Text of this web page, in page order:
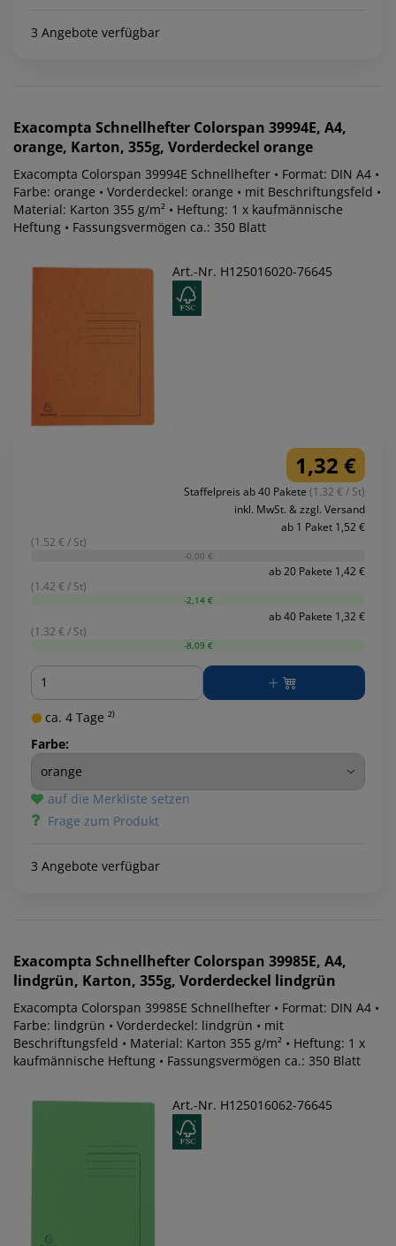
3 Angebote verfügbar
Exacompta Schnellhefter Colorspan 39994E, A4,
orange, Karton, 355g, Vorderdeckel orange
Exacompta Colorspan 39994E Schnellhefter • Format: DIN A4 •
Farbe: orange • Vorderdeckel: orange • mit Beschriftungsfeld •
Material: Karton 355 g/m² • Heftung: 1 x kaufmännische
Heftung • Fassungsvermögen ca.: 350 Blatt
Art.-Nr. H125016020-76645
1,32 €
Staffelpreis ab 40 Pakete (1.32 € / St)
inkl. MwSt. & zzgl. Versand
ab 1 Paket 1,52 €
(1.52 € / St)
-0,00 €
ab 20 Pakete 1,42 €
(1.42 € / St)
-2,14 €
ab 40 Pakete 1,32 €
(1.32 € / St)
-8,09 €
Menge
ca. 4 Tage ²⁾
Farbe:
auf die Merkliste setzen
Frage zum Produkt
3 Angebote verfügbar
Exacompta Schnellhefter Colorspan 39985E, A4,
lindgrün, Karton, 355g, Vorderdeckel lindgrün
Exacompta Colorspan 39985E Schnellhefter • Format: DIN A4 •
Farbe: lindgrün • Vorderdeckel: lindgrün • mit
Beschriftungsfeld • Material: Karton 355 g/m² • Heftung: 1 x
kaufmännische Heftung • Fassungsvermögen ca.: 350 Blatt
Art.-Nr. H125016062-76645